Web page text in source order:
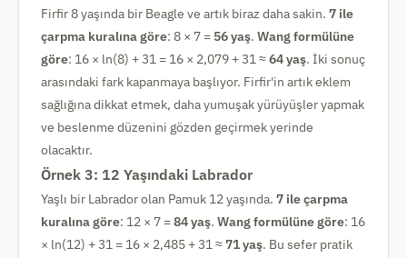
Firfir 8 yaşında bir Beagle ve artık biraz daha sakin. 7 ile
çarpma kuralına göre: 8 × 7 = 56 yaş. Wang formülüne
göre: 16 × ln(8) + 31 = 16 × 2,079 + 31 ≈64 yaş. İki sonuç
arasındaki fark kapanmaya başlıyor. Firfir'in artık eklem
sağlığına dikkat etmek, daha yumuşak yürüyüşler yapmak
ve beslenme düzenini gözden geçirmek yerinde
olacaktır.
Örnek 3: 12 Yaşındaki Labrador
Yaşlı bir Labrador olan Pamuk 12 yaşında. 7 ile çarpma
kuralına göre: 12 × 7 =84 yaş. Wang formülüne göre: 16
× ln(12) + 31 = 16 × 2,485 + 31 ≈71 yaş. Bu sefer pratik